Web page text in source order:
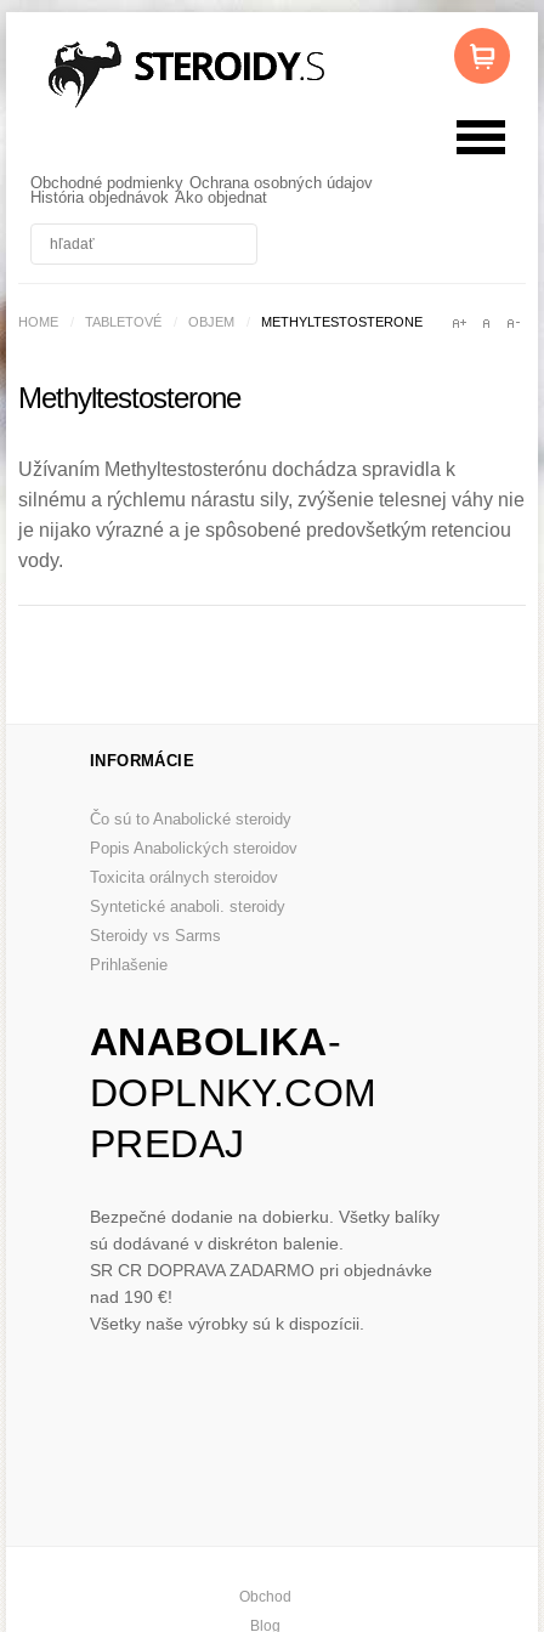
Obchodné podmienky Ochrana osobných údajov
História objednávok Ako objednat
HOME TABLETOVÉ OBJEM METHYLTESTOSTERONE
Methyltestosterone
Užívaním Methyltestosterónu dochádza spravidla k
silnému a rýchlemu nárastu sily, zvýšenie telesnej váhy nie
je nijako výrazné a je spôsobené predovšetkým retenciou
vody.
INFORMÁCIE
Čo sú to Anabolické steroidy
Popis Anabolických steroidov
Toxicita orálnych steroidov
Syntetické anaboli. steroidy
Steroidy vs Sarms
Prihlašenie
ANABOLIKA-
DOPLNKY.COM
PREDAJ
Bezpečné dodanie na dobierku. Všetky balíky
sú dodávané v diskréton balenie.
SR CR DOPRAVA ZADARMO pri objednávke
nad 190 €!
Všetky naše výrobky sú k dispozícii.
Obchod
Blog